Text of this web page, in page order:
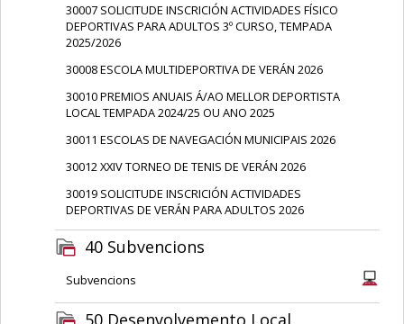
30007 SOLICITUDE INSCRICIÓN ACTIVIDADES FÍSICO
DEPORTIVAS PARA ADULTOS 3º CURSO, TEMPADA
2025/2026
30008 ESCOLA MULTIDEPORTIVA DE VERÁN 2026
30010 PREMIOS ANUAIS Á/AO MELLOR DEPORTISTA
LOCAL TEMPADA 2024/25 OU ANO 2025
30011 ESCOLAS DE NAVEGACIÓN MUNICIPAIS 2026
30012 XXIV TORNEO DE TENIS DE VERÁN 2026
30019 SOLICITUDE INSCRICIÓN ACTIVIDADES
DEPORTIVAS DE VERÁN PARA ADULTOS 2026
40 Subvencions
Subvencions
50 Desenvolvemento Local